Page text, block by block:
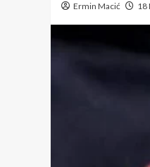
Ermin Macić 18